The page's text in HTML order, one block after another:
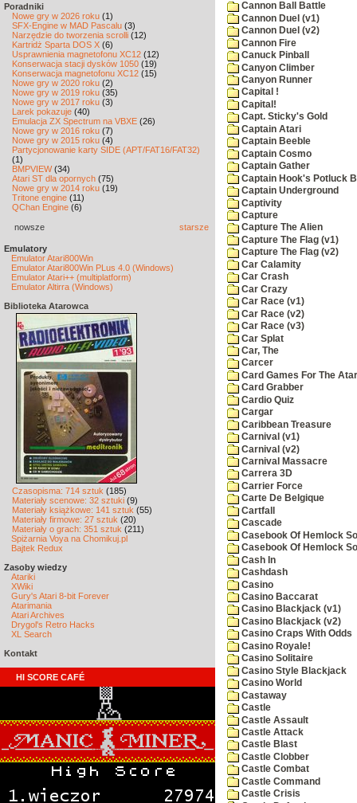
Poradniki
Nowe gry w 2026 roku (1)
SFX-Engine w MAD Pascalu (3)
Narzędzie do tworzenia scrolli (12)
Kartridż Sparta DOS X (6)
Usprawnienia magnetofonu XC12 (12)
Konserwacja stacji dysków 1050 (19)
Konserwacja magnetofonu XC12 (15)
Nowe gry w 2020 roku (2)
Nowe gry w 2019 roku (35)
Nowe gry w 2017 roku (3)
Larek pokazuje (40)
Emulacja ZX Spectrum na VBXE (26)
Nowe gry w 2016 roku (7)
Nowe gry w 2015 roku (4)
Partycjonowanie karty SIDE (APT/FAT16/FAT32)
(1)
BMPVIEW(34)
Atari ST dla opornych (75)
Nowe gry w 2014 roku (19)
Tritone engine (11)
QChan Engine (6)
nowsze starsze
Emulatory
Emulator Atari800Win
Emulator Atari800Win PLus 4.0 (Windows)
Emulator Atari++ (multiplatform)
Emulator Altirra (Windows)
Biblioteka Atarowca
Czasopisma: 714 sztuk (185)
Materiały scenowe: 32 sztuki (9)
Materiały książkowe: 141 sztuk (55)
Materiały firmowe: 27 sztuk (20)
Materiały o grach: 351 sztuk (211)
Spiżarnia Voya na Chomikuj.pl
Bajtek Redux
Zasoby wiedzy
Atariki
XWiki
Gury's Atari 8-bit Forever
Atarimania
Atari Archives
Drygol's Retro Hacks
XL Search
Kontakt
HI SCORE CAFÉ
Cannon Ball Battle
Cannon Duel (v1)
Cannon Duel (v2)
Cannon Fire
Canuck Pinball
Canyon Climber
Canyon Runner
Capital !
Capital!
Capt. Sticky's Gold
Captain Atari
Captain Beeble
Captain Cosmo
Captain Gather
Captain Hook's Potluck
Captain Underground
Captivity
Capture
Capture The Alien
Capture The Flag (v1)
Capture The Flag (v2)
Car Calamity
Car Crash
Car Crazy
Car Race (v1)
Car Race (v2)
Car Race (v3)
Car Splat
Car, The
Carcer
Card Games For The
Card Grabber
Cardio Quiz
Cargar
Caribbean Treasure
Carnival (v1)
Carnival (v2)
Carnival Massacre
Carrera 3D
Carrier Force
Carte De Belgique
Cartfall
Cascade
Casebook Of Hemlock
Casebook Of Hemlock
Cash In
Cashdash
Casino
Casino Baccarat
Casino Blackjack (v1)
Casino Blackjack (v2)
Casino Craps With Odds
Casino Royale!
Casino Solitaire
Casino Style Blackjack
Casino World
Castaway
Castle
Castle Assault
Castle Attack
Castle Blast
Castle Clobber
Castle Combat
Castle Command
Castle Crisis